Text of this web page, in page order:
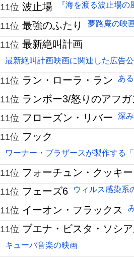
11位 波止場 『海を渡る波止場の
11位 最強のふたり 夢路庵の映
11位 最新絶叫計画
最新絶叫計画映画に関連した広告
11位 ラン・ローラ・ラン あ
11位 ランボー3/怒りのアフガ
11位 フローズン・リバー 深
11位 フック
ワーナー・ブラザースが製作する
11位 フォーチュン・クッキー
11位 フェーズ6 ウィルス感染系
11位 イーオン・フラックス
11位 ブエナ・ビスタ・ソシ
キューバ音楽の映画